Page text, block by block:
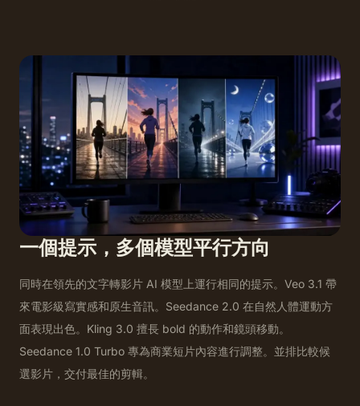
一個提示，多個模型平行方向
同時在領先的文字轉影片 AI 模型上運行相同的提示。Veo 3.1 帶
來電影級寫實感和原生音訊。Seedance 2.0 在自然人體運動方
面表現出色。Kling 3.0 擅長 bold 的動作和鏡頭移動。
Seedance 1.0 Turbo 專為商業短片內容進行調整。並排比較候
選影片，交付最佳的剪輯。